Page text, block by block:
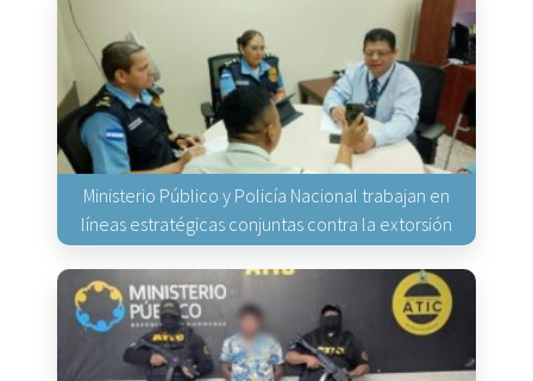
Ministerio Público y Policía Nacional trabajan en
líneas estratégicas conjuntas contra la extorsión